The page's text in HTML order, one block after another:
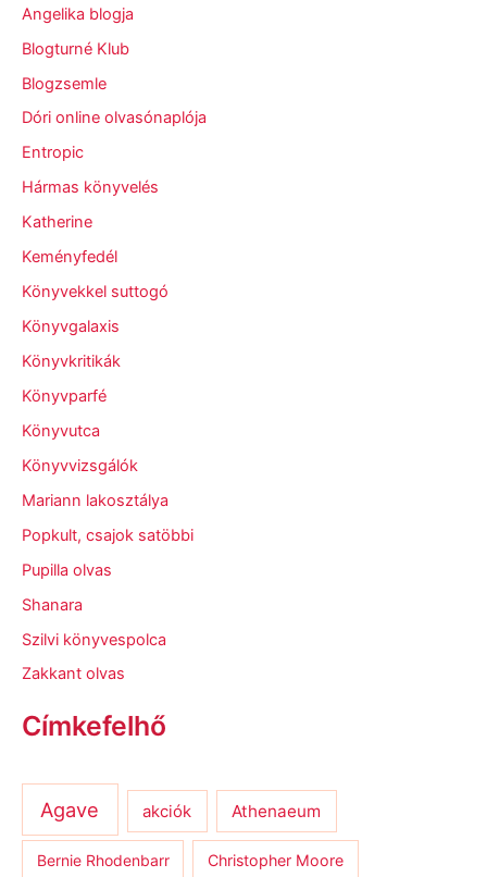
Angelika blogja
Blogturné Klub
Blogzsemle
Dóri online olvasónaplója
Entropic
Hármas könyvelés
Katherine
Keményfedél
Könyvekkel suttogó
Könyvgalaxis
Könyvkritikák
Könyvparfé
Könyvutca
Könyvvizsgálók
Mariann lakosztálya
Popkult, csajok satöbbi
Pupilla olvas
Shanara
Szilvi könyvespolca
Zakkant olvas
Címkefelhő
Agave akciók Athenaeum
Bernie Rhodenbarr Christopher Moore